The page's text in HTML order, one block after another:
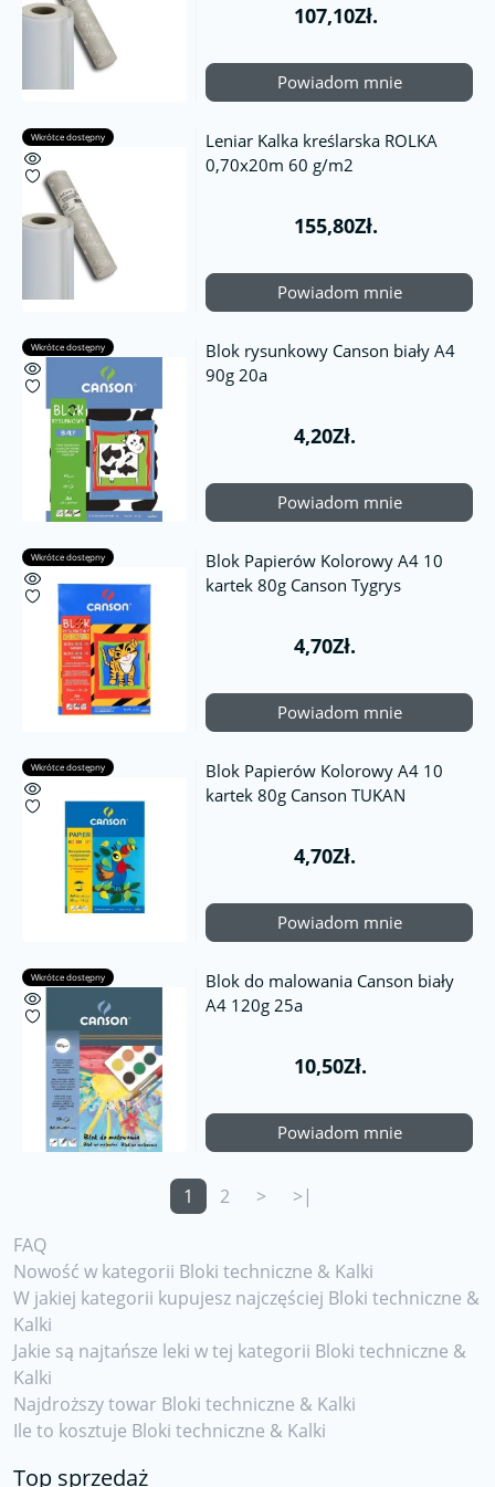
107,10Zł.
Powiadom mnie
Wkrótce dostępny
Leniar Kalka kreślarska ROLKA
0,70x20m 60 g/m2
155,80Zł.
Powiadom mnie
Wkrótce dostępny
Blok rysunkowy Canson biały A4
90g 20a
4,20Zł.
Powiadom mnie
Wkrótce dostępny
Blok Papierów Kolorowy A4 10
kartek 80g Canson Tygrys
4,70Zł.
Powiadom mnie
Wkrótce dostępny
Blok Papierów Kolorowy A4 10
kartek 80g Canson TUKAN
4,70Zł.
Powiadom mnie
Wkrótce dostępny
Blok do malowania Canson biały
A4 120g 25a
10,50Zł.
Powiadom mnie
1 2 >
>|
FAQ
Nowość w kategorii Bloki techniczne & Kalki
W jakiej kategorii kupujesz najczęściej Bloki techniczne &
Kalki
Jakie są najtańsze leki w tej kategorii Bloki techniczne &
Kalki
Najdroższy towar Bloki techniczne & Kalki
Ile to kosztuje Bloki techniczne & Kalki
Top sprzedaż